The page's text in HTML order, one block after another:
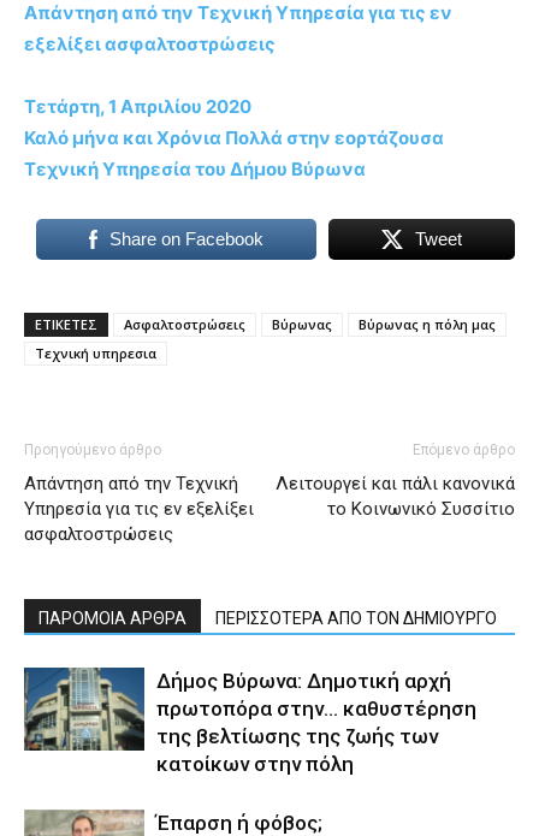
Απάντηση από την Τεχνική Υπηρεσία για τις εν
εξελίξει ασφαλτοστρώσεις
Τετάρτη, 1 Απριλίου 2020
Καλό μήνα και Χρόνια Πολλά στην εορτάζουσα
Τεχνική Υπηρεσία του Δήμου Βύρωνα
Share on Facebook Tweet
ΕΤΙΚΕΤΕΣ Ασφαλτοστρώσεις Βύρωνας
Βύρωνας η πόλη μας
Τεχνική υπηρεσια
Προηγούμενο άρθρο
Απάντηση από την Τεχνική
Υπηρεσία για τις εν εξελίξει
ασφαλτοστρώσεις
Επόμενο άρθρο
Λειτουργεί και πάλι κανονικά
το Κοινωνικό Συσσίτιο
ΠΑΡΟΜΟΙΑ ΑΡΘΡΑ ΠΕΡΙΣΣΟΤΕΡΑ ΑΠΟ ΤΟΝ ΔΗΜΙΟΥΡΓΟ
Δήμος Βύρωνα: Δημοτική αρχή
πρωτοπόρα στην… καθυστέρηση
της βελτίωσης της ζωής των
κατοίκων στην πόλη
Έπαρση ή φόβος;